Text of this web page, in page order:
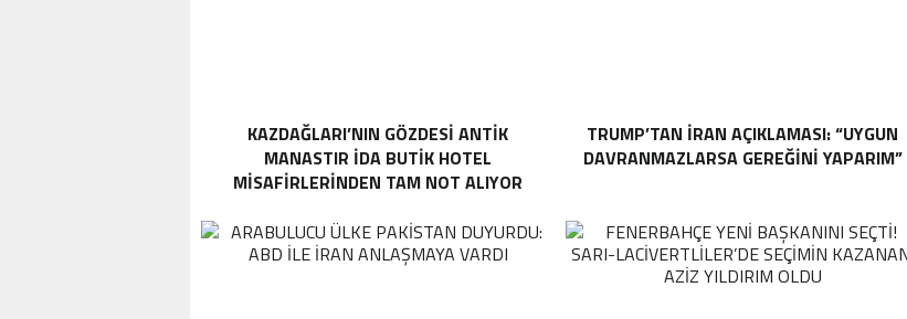
KAZDAĞLARI’NIN GÖZDESI ANTIK
MANASTIR İDA BUTIK HOTEL
MISAFIRLERINDEN TAM NOT ALIYOR
TRUMP’TAN İRAN AÇIKLAMASI: “UYGUN
DAVRANMAZLARSA GEREĞINI YAPARIM”